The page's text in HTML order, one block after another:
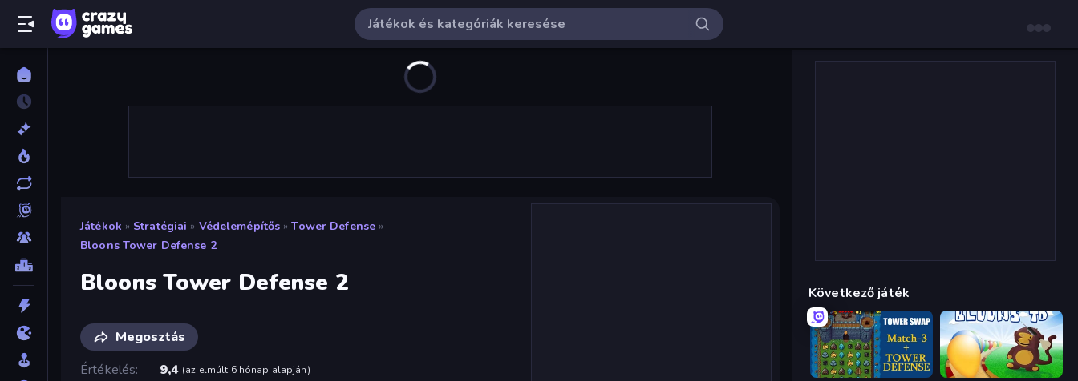
Játékok » Stratégiai » Védelemépítős » Tower Defense »
Bloons Tower Defense 2
Bloons Tower Defense 2
Megosztás
Értékelés
9,4 (az elmúlt 6 hónap alapján)
Következő játék
Tower Swap Bloons Tower Defense